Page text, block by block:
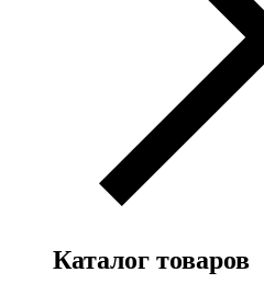
Каталог товаров